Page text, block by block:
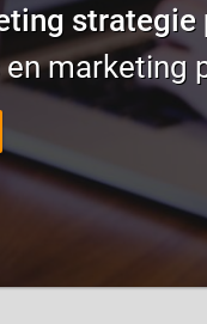
strategie
marketing